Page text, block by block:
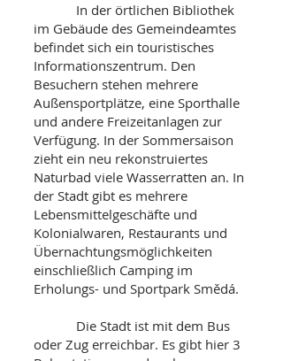
In der örtlichen Bibliothek
im Gebäude des Gemeindeamtes
befindet sich ein touristisches
Informationszentrum. Den
Besuchern stehen mehrere
Außensportplätze, eine Sporthalle
und andere Freizeitanlagen zur
Verfügung. In der Sommersaison
zieht ein neu rekonstruiertes
Naturbad viele Wasserratten an. In
der Stadt gibt es mehrere
Lebensmittelgeschäfte und
Kolonialwaren, Restaurants und
Übernachtungsmöglichkeiten
einschließlich Camping im
Erholungs- und Sportpark Smědá.
Die Stadt ist mit dem Bus
oder Zug erreichbar. Es gibt hier 3